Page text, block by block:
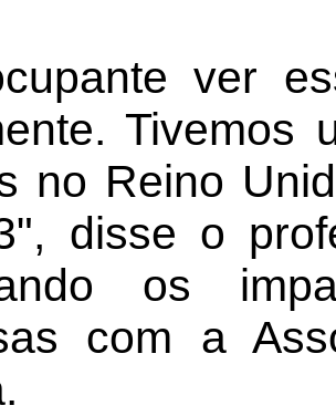
ver
Tivemos
no Reino
disse o
os
com a